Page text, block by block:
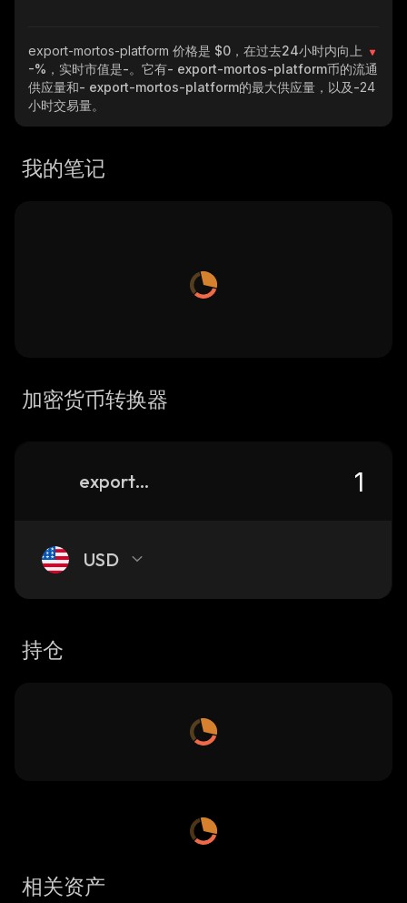
export-mortos-platform 价格是 $0，在过去24小时内向上
-% ，实时市值是-。它有- export-mortos-platform币的流通
供应量和- export-mortos-platform的最大供应量，以及-24
小时交易量。
我的笔记
加密货币转换器
export-mortos-platform
USD
持仓
相关资产